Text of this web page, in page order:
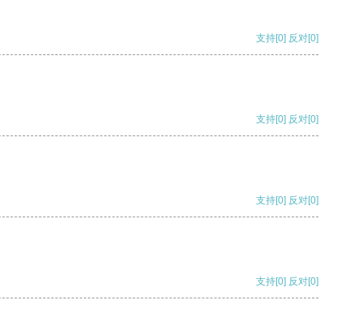
支持[0] 反对[0]
支持[0] 反对[0]
支持[0] 反对[0]
支持[0] 反对[0]